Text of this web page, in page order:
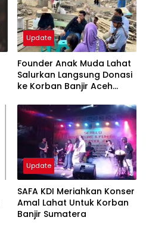
Update
Founder Anak Muda Lahat
Salurkan Langsung Donasi
ke Korban Banjir Aceh
Update
SAFA KDI Meriahkan Konser
Amal Lahat Untuk Korban
Banjir Sumatera